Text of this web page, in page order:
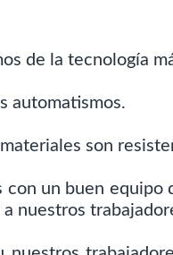
de la tecnología
automatismos.
son
con un buen equipo
a nuestros